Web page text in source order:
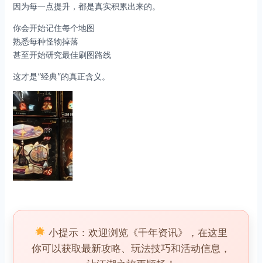
因为每一点提升，都是真实积累出来的。
你会开始记住每个地图
熟悉每种怪物掉落
甚至开始研究最佳刷图路线
这才是“经典”的真正含义。
小提示：欢迎浏览《千年资讯》，在这里
你可以获取最新攻略、玩法技巧和活动信息，